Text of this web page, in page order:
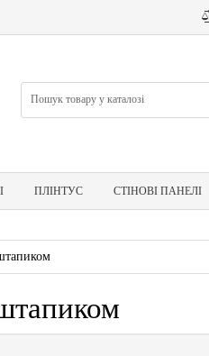
ПЛІНТУС СТІНОВІ ПАНЕЛІ